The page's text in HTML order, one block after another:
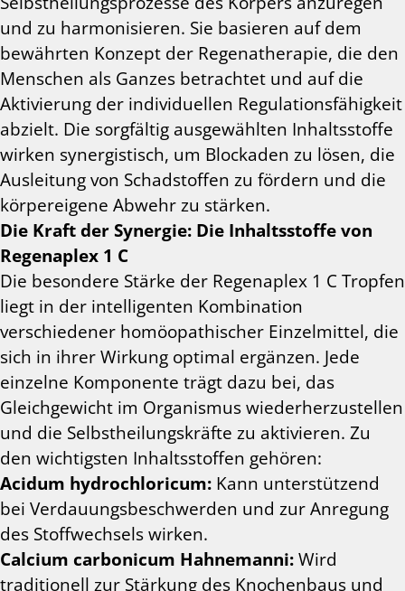
und zu harmonisieren. Sie basieren auf dem
bewährten Konzept der Regenatherapie, die den
Menschen als Ganzes betrachtet und auf die
Aktivierung der individuellen Regulationsfähigkeit
abzielt. Die sorgfältig ausgewählten Inhaltsstoffe
wirken synergistisch, um Blockaden zu lösen, die
Ausleitung von Schadstoffen zu fördern und die
körpereigene Abwehr zu stärken.
Die Kraft der Synergie: Die Inhaltsstoffe von
Regenaplex 1 C
Die besondere Stärke der Regenaplex 1 C Tropfen
liegt in der intelligenten Kombination
verschiedener homöopathischer Einzelmittel, die
sich in ihrer Wirkung optimal ergänzen. Jede
einzelne Komponente trägt dazu bei, das
Gleichgewicht im Organismus wiederherzustellen
und die Selbstheilungskräfte zu aktivieren. Zu
den wichtigsten Inhaltsstoffen gehören:
Acidum hydrochloricum: Kann unterstützend
bei Verdauungsbeschwerden und zur Anregung
des Stoffwechsels wirken.
Calcium carbonicum Hahnemanni:Wird
traditionell zur Stärkung des Knochenbaus und